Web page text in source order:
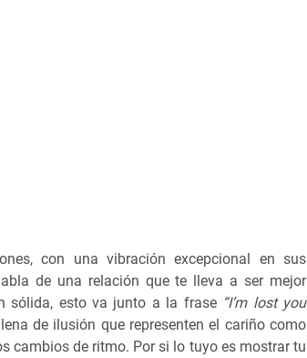
con una vibración excepcional en sus
de una relación que te lleva a ser mejor
sólida, esto va junto a la frase “I’m lost you
de ilusión que representen el cariño como
cambios de ritmo. Por si lo tuyo es mostrar tu